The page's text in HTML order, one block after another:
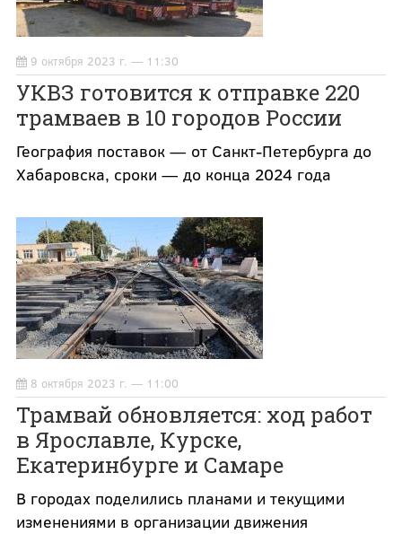
9 октября 2023 г. — 11:30
УКВЗ готовится к отправке 220
трамваев в 10 городов России
География поставок — от Санкт-Петербурга до
Хабаровска, сроки — до конца 2024 года
8 октября 2023 г. — 11:00
Трамвай обновляется: ход работ
в Ярославле, Курске,
Екатеринбурге и Самаре
В городах поделились планами и текущими
изменениями в организации движения